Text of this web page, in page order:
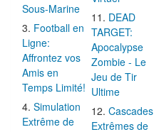
Sous-Marine
Football en
Ligne:
Affrontez vos
Amis en
Temps Limité!
Simulation
Extrême de
DEAD
TARGET:
Apocalypse
Zombie - Le
Jeu de Tir
Ultime
Cascades
Extrêmes de